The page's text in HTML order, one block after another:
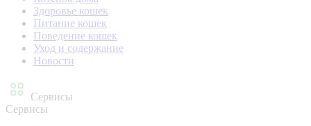
Здоровье кошек
Питание кошек
Поведение кошек
Уход и содержание
Новости
Сервисы
Сервисы